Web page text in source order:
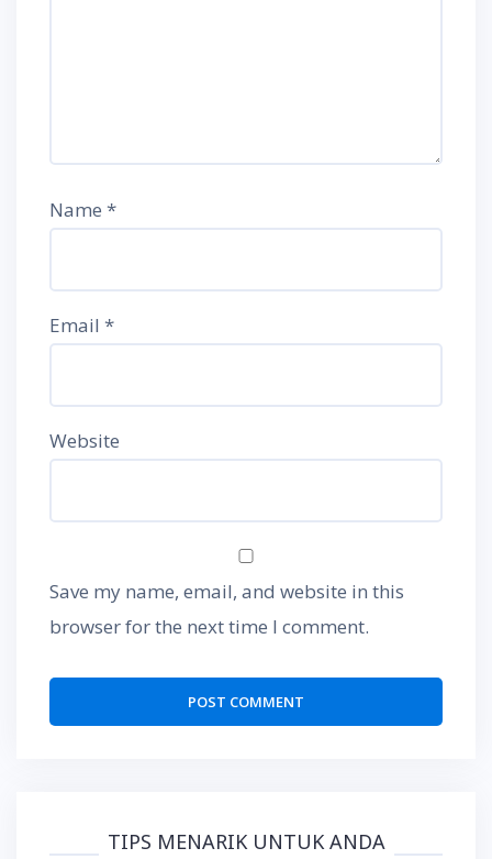
Name *
Email *
Website
Save my name, email, and website in this
browser for the next time I comment.
TIPS MENARIK UNTUK ANDA